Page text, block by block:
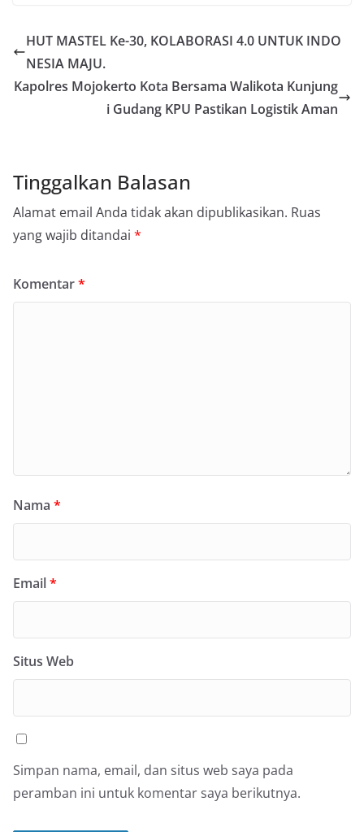
HUT MASTEL Ke-30, KOLABORASI 4.0 UNTUK INDO
NESIA MAJU.
Kapolres Mojokerto Kota Bersama Walikota Kunjung
i Gudang KPU Pastikan Logistik Aman
Tinggalkan Balasan
Alamat email Anda tidak akan dipublikasikan. Ruas
yang wajib ditandai *
Komentar*
Nama *
Email*
Situs Web
Simpan nama, email, dan situs web saya pada
peramban ini untuk komentar saya berikutnya.